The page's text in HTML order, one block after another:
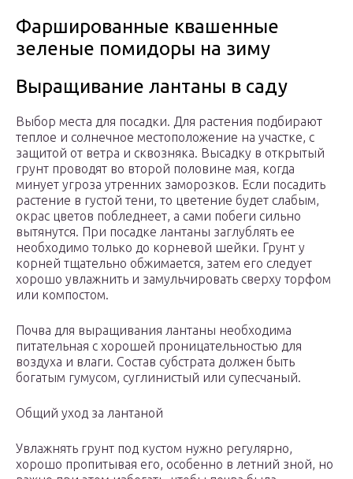
Фаршированные квашенные
зеленые помидоры на зиму
Выращивание лантаны в саду
Выбор места для посадки. Для растения подбирают
теплое и солнечное местоположение на участке, с
защитой от ветра и сквозняка. Высадку в открытый
грунт проводят во второй половине мая, когда
минует угроза утренних заморозков. Если посадить
растение в густой тени, то цветение будет слабым,
окрас цветов побледнеет, а сами побеги сильно
вытянутся. При посадке лантаны заглублять ее
необходимо только до корневой шейки. Грунт у
корней тщательно обжимается, затем его следует
хорошо увлажнить и замульчировать сверху торфом
или компостом.
Почва для выращивания лантаны необходима
питательная с хорошей проницательностью для
воздуха и влаги. Состав субстрата должен быть
богатым гумусом, суглинистый или супесчаный.
Общий уход за лантаной
Увлажнять грунт под кустом нужно регулярно,
хорошо пропитывая его, особенно в летний зной, но